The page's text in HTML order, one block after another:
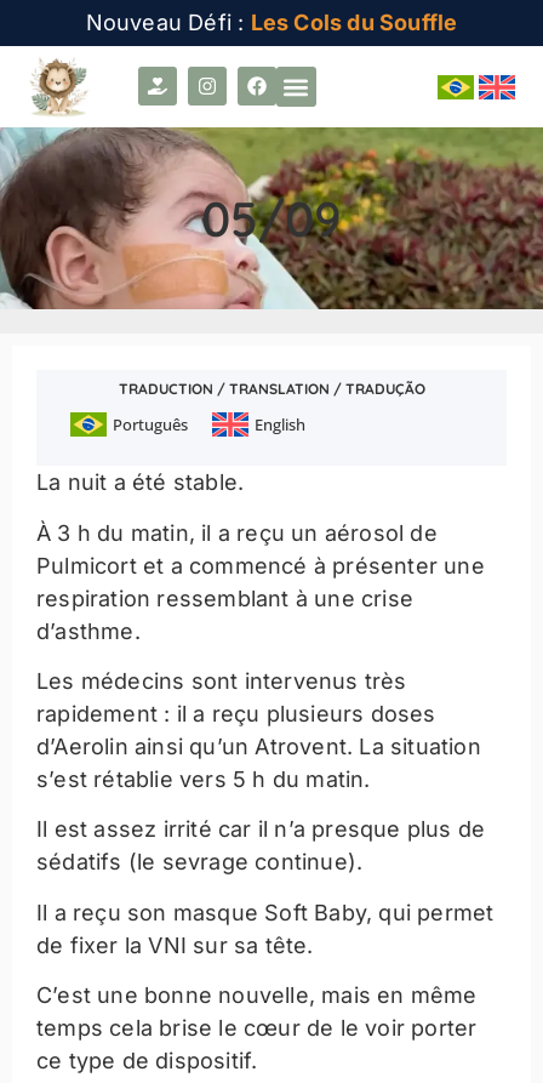
Nouveau Défi : Les Cols du Souffle
05/09
TRADUCTION / TRANSLATION / TRADUÇÃO
Português English
La nuit a été stable.
À 3 h du matin, il a reçu un aérosol de
Pulmicort et a commencé à présenter une
respiration ressemblant à une crise
d’asthme.
Les médecins sont intervenus très
rapidement : il a reçu plusieurs doses
d’Aerolin ainsi qu’un Atrovent. La situation
s’est rétablie vers 5 h du matin.
Il est assez irrité car il n’a presque plus de
sédatifs (le sevrage continue).
Il a reçu son masque Soft Baby, qui permet
de fixer la VNI sur sa tête.
C’est une bonne nouvelle, mais en même
temps cela brise le cœur de le voir porter
ce type de dispositif.